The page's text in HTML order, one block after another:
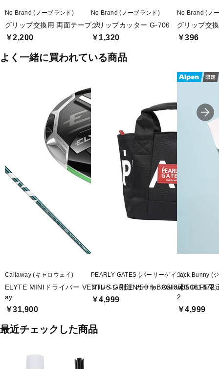
No Brand (ノーブランド)
グリップ交換用 両面テープ 大
￥2,200
No Brand (ノーブランド)
グリップカッター G-706
￥1,320
No Brand (ノ
グリップ交
￥396
よく一緒に買われている商品
Callaway (キャロウェイ)
ELYTE MINIドライバー VENTUS GREEN 50 for Callaw
ay
￥31,900
PEARLY GATES (パーリーゲイツ)
アルペン別注 カートBAG 0535181872
￥4,999
Jack Bunny (
【GOLF5限
2
￥4,999
最近チェックした商品